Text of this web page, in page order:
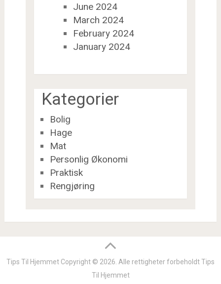
June 2024
March 2024
February 2024
January 2024
Kategorier
Bolig
Hage
Mat
Personlig Økonomi
Praktisk
Rengjøring
Tips Til Hjemmet Copyright © 2026. Alle rettigheter forbeholdtTips
Til Hjemmet